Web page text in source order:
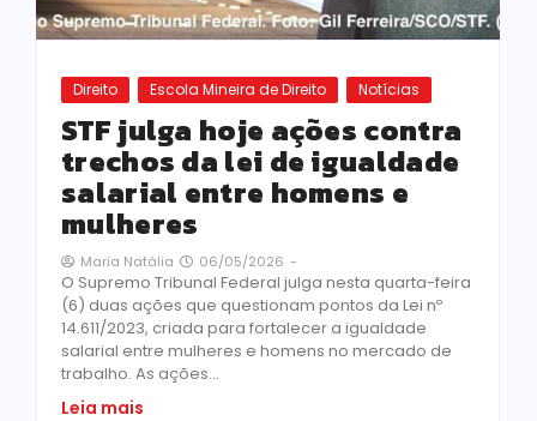
Direito Escola Mineira de Direito Notícias
STF julga hoje ações contra
trechos da lei de igualdade
salarial entre homens e
mulheres
Maria Natália 06/05/2026 -
O Supremo Tribunal Federal julga nesta quarta-feira
(6) duas ações que questionam pontos da Lei nº
14.611/2023, criada para fortalecer a igualdade
salarial entre mulheres e homens no mercado de
trabalho. As ações...
Leia mais